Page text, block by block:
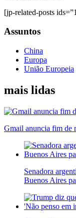
[jp-related-posts
Assuntos
China
Europa
União Europeia
mais lidas
Gmail anuncia fim de
Senadora
Buenos Aires